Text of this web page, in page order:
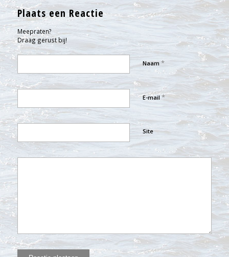
Plaats een Reactie
Meepraten?
Draag gerust bij!
Naam *
E-mail *
Site